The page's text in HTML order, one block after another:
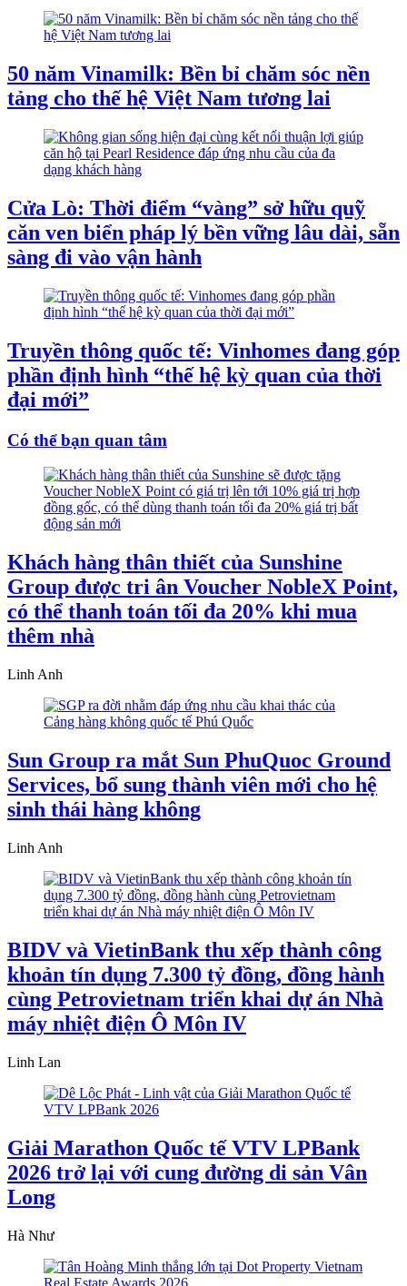
50 năm Vinamilk: Bền bỉ chăm sóc nền
tảng cho thế hệ Việt Nam tương lai
Cửa Lò: Thời điểm “vàng” sở hữu quỹ
căn ven biển pháp lý bền vững lâu dài, sẵn
sàng đi vào vận hành
Truyền thông quốc tế: Vinhomes đang góp
phần định hình “thế hệ kỳ quan của thời
đại mới”
Có thể bạn quan tâm
Khách hàng thân thiết của Sunshine
Group được tri ân Voucher NobleX Point,
có thể thanh toán tối đa 20% khi mua
thêm nhà
Linh Anh
Sun Group ra mắt Sun PhuQuoc Ground
Services, bổ sung thành viên mới cho hệ
sinh thái hàng không
Linh Anh
BIDV và VietinBank thu xếp thành công
khoản tín dụng 7.300 tỷ đồng, đồng hành
cùng Petrovietnam triển khai dự án Nhà
máy nhiệt điện Ô Môn IV
Linh Lan
Giải Marathon Quốc tế VTV LPBank
2026 trở lại với cung đường di sản Vân
Long
Hà Như